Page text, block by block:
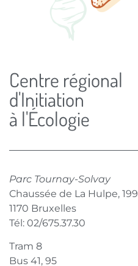
Centre régional
d'Initiation
à l'Écologie
Parc Tournay-Solvay
Chaussée de La Hulpe, 199
1170 Bruxelles
Tél: 02/675.37.30
Tram 8
Bus 41, 95